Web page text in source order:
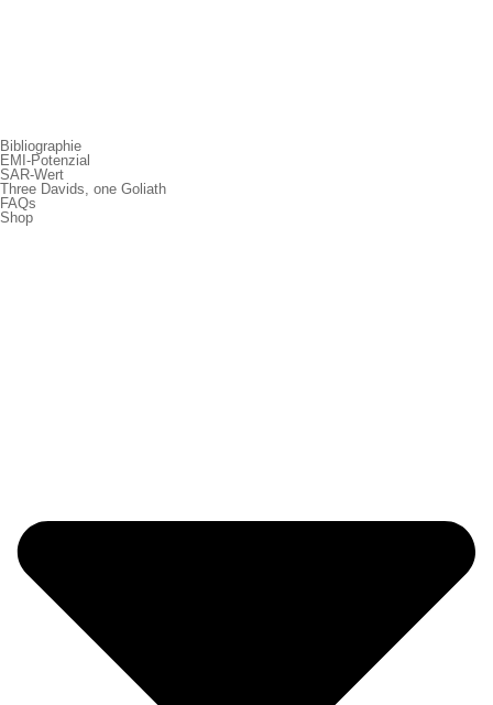
Bibliographie
EMI-Potenzial
SAR-Wert
Three Davids, one Goliath
FAQs
Shop